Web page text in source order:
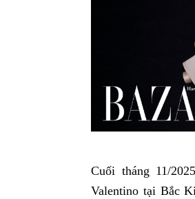
Cuối tháng 11/
Valentino tại Bắc